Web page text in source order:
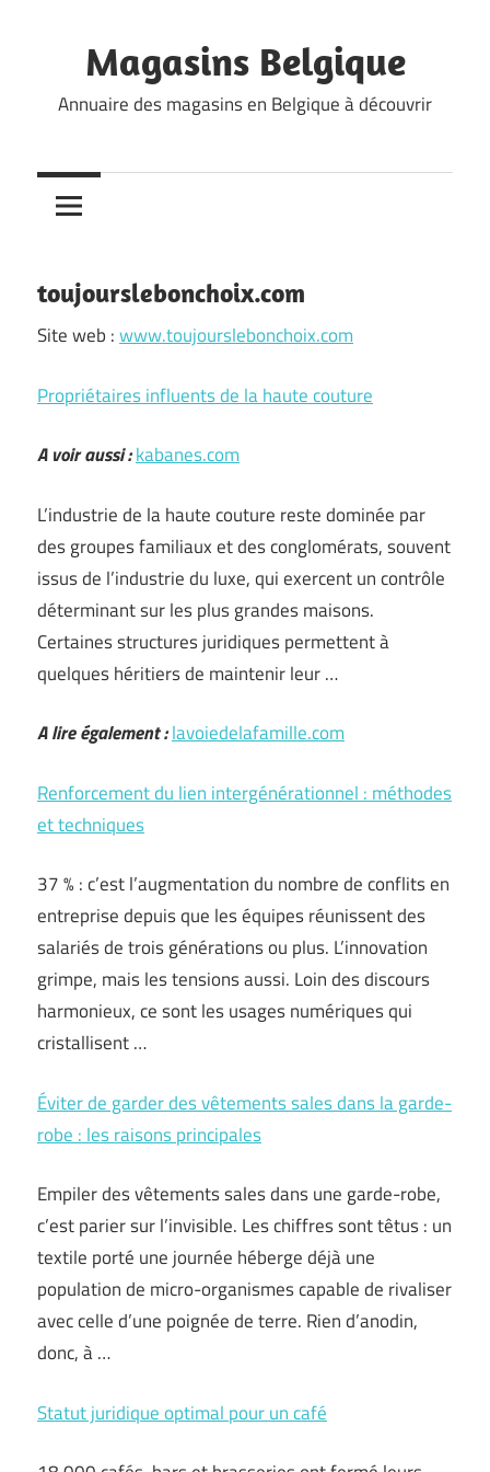
contentMagasins Belgique
Annuaire des magasins en Belgique à découvrir
toujourslebonchoix.com
Site web :www.toujourslebonchoix.com
Propriétaires influents de la haute couture
A voir aussi :kabanes.com
L’industrie de la haute couture reste dominée par
des groupes familiaux et des conglomérats, souvent
issus de l’industrie du luxe, qui exercent un contrôle
déterminant sur les plus grandes maisons.
Certaines structures juridiques permettent à
quelques héritiers de maintenir leur …
A lire également :lavoiedelafamille.com
Renforcement du lien intergénérationnel : méthodes
et techniques
37 % : c’est l’augmentation du nombre de conflits en
entreprise depuis que les équipes réunissent des
salariés de trois générations ou plus. L’innovation
grimpe, mais les tensions aussi. Loin des discours
harmonieux, ce sont les usages numériques qui
cristallisent …
Éviter de garder des vêtements sales dans la garde-
robe : les raisons principales
Empiler des vêtements sales dans une garde-robe,
c’est parier sur l’invisible. Les chiffres sont têtus : un
textile porté une journée héberge déjà une
population de micro-organismes capable de rivaliser
avec celle d’une poignée de terre. Rien d’anodin,
donc, à …
Statut juridique optimal pour un café